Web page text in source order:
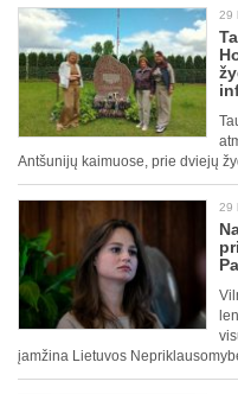
29
Antšunijų kaimuose, prie dviejų
29
įamžina Lietuvos